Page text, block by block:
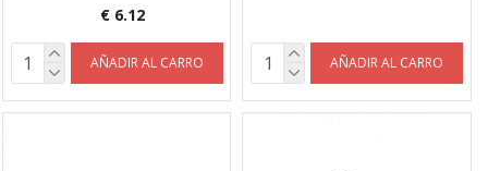
€ 6.12
AÑADIR AL CARRO AÑADIR AL CARRO